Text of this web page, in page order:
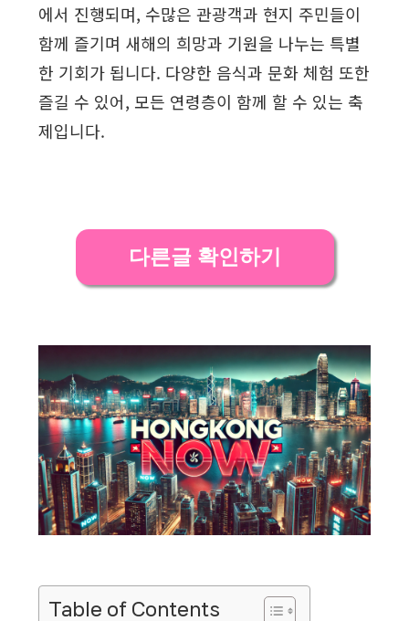
에서 진행되며, 수많은 관광객과 현지 주민들이
함께 즐기며 새해의 희망과 기원을 나누는 특별
한 기회가 됩니다. 다양한 음식과 문화 체험 또한
즐길 수 있어, 모든 연령층이 함께 할 수 있는 축
제입니다.
다른글 확인하기
Table of Contents